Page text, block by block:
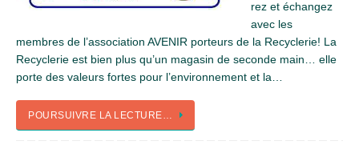
rez et échangez
avec les
membres de l’association AVENIR porteurs de la Recyclerie! La
Recyclerie est bien plus qu’un magasin de seconde main… elle
porte des valeurs fortes pour l’environnement et la…
POURSUIVRE LA LECTURE…